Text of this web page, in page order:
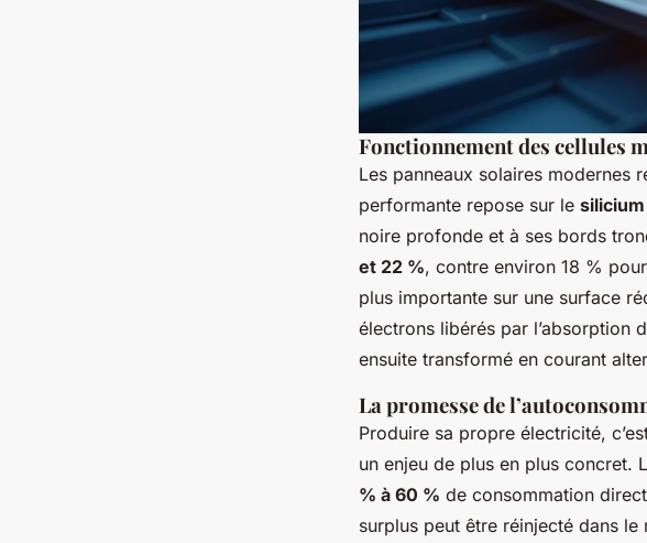
Fonctionnement des cellules
Les panneaux solaires modernes
performante repose sur le
noire profonde et à ses bords
et 22 %, contre environ 18 %
plus importante sur une surface
électrons libérés par l’absorption
ensuite transformé en courant
La promesse de
Produire sa propre électricité,
un enjeu de plus en plus concret.
% à 60 % de consommation
surplus peut être réinjecté dans le